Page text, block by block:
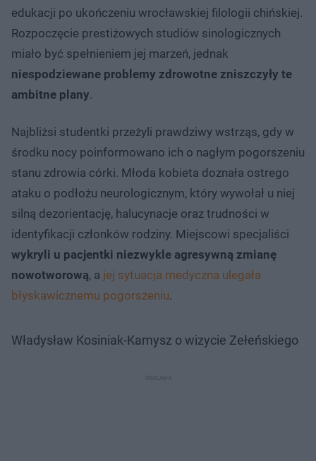
edukacji po ukończeniu wrocławskiej filologii chińskiej.
Rozpoczęcie prestiżowych studiów sinologicznych
miało być spełnieniem jej marzeń, jednak
niespodziewane problemy zdrowotne zniszczyły te
ambitne plany.
Najbliżsi studentki przeżyli prawdziwy wstrząs, gdy w
środku nocy poinformowano ich o nagłym pogorszeniu
stanu zdrowia córki. Młoda kobieta doznała ostrego
ataku o podłożu neurologicznym, który wywołał u niej
silną dezorientację, halucynacje oraz trudności w
identyfikacji członków rodziny. Miejscowi specjaliści
wykryli u pacjentki niezwykle agresywną zmianę
nowotworową, a jej sytuacja medyczna ulegała
błyskawicznemu pogorszeniu.
Władysław Kosiniak-Kamysz o wizycie Zełeńskiego